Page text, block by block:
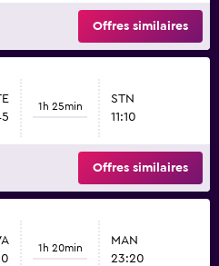
Offres similaires
1h 25min
STN
11:10
Offres similaires
1h 20min
MAN
23:20